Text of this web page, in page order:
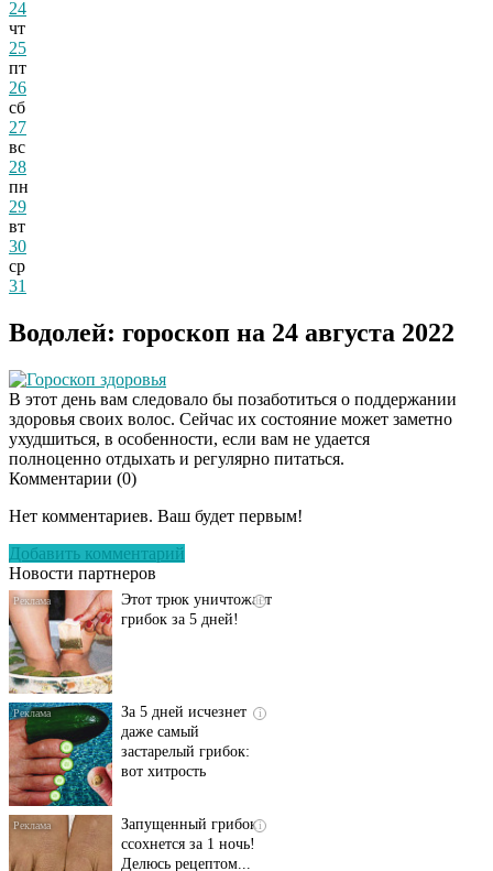
24
чт
25
пт
26
сб
27
вс
28
пн
29
вт
30
ср
31
Водолей: гороскоп на 24 августа 2022
Гороскоп здоровья
В этот день вам следовало бы позаботиться о поддержании
здоровья своих волос. Сейчас их состояние может заметно
ухудшиться, в особенности, если вам не удается
полноценно отдыхать и регулярно питаться.
Комментарии (0)
Нет комментариев. Ваш будет первым!
Добавить комментарий
Новости партнеров
Даже самый
исчезнет с корнем,
i
Этот трюк уничтожает
грибок за 5 дней!
i
За 5 дней исчезнет
даже самый
застарелый грибок:
вот хитрость
i
Запущенный грибок
ссохнется за 1 ночь!
Делюсь рецептом...